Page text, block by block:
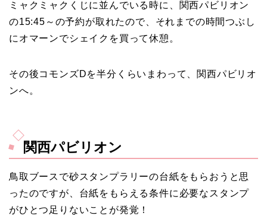
ミャクミャクくじに並んでいる時に、関西パビリオン
の15:45～の予約が取れたので、それまでの時間つぶし
にオマーンでシェイクを買って休憩。
その後コモンズDを半分くらいまわって、関西パビリオ
ンへ。
関西パビリオン
鳥取ブースで砂スタンプラリーの台紙をもらおうと思
ったのですが、台紙をもらえる条件に必要なスタンプ
がひとつ足りないことが発覚！